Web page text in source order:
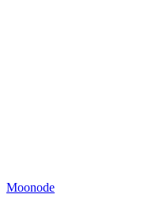
Moonode